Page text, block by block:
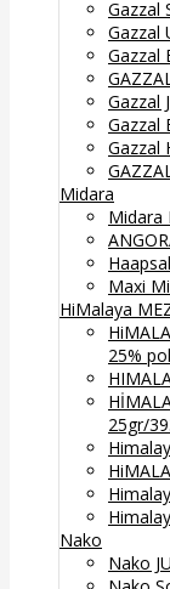
Gazzal
Gazzal
Gazzal
Gazzal
Gazzal
Gazzal
Midara
Midara
Maxi
HiMalaya
25%
25gr/
Nako
Nako